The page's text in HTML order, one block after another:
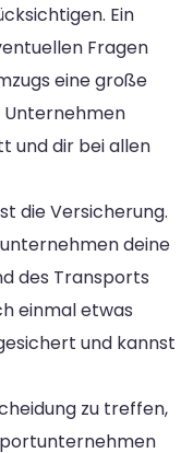
Ein
Fragen
eine große
Unternehmen
und dir bei allen
die Versicherung.
deine
des Transports
einmal etwas
und kannst
zu treffen,